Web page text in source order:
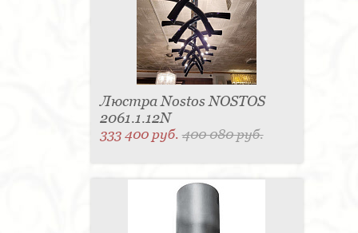
Люстра Nostos NOSTOS
2061.1.12N
333 400 руб.400 080 руб.